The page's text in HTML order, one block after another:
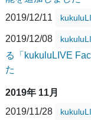
2019/12/11
2019/12/08
る「kukuluLIVE
た
2019年 11月
2019/11/28